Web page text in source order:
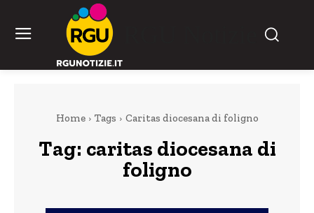
Home Tags Caritas diocesana di foligno
Tag: caritas diocesana di
foligno